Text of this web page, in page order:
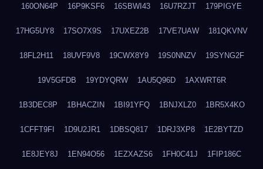
160ON64P 16P9KSF6 16SBWI43 16U7RZJT 179PIGYE
17HG5UY8 17SO7X9S 17UXEZ2B 17VE7UAW 181QKVNV
18FL2H11 18UVF9V8 19CWX8Y9 19S0NNZV 19SYNG2F
19V5GFDB 19YDYQRW 1AU5Q96D 1AXWRT6R
1B3DEC8P 1BHACZIN 1BI91YFQ 1BNJXLZ0 1BR5X4KO
1CFFT9FI 1D9U2JR1 1DBSQ817 1DRJ3XP8 1E2BYTZD
1E8JEY8J 1EN94O56 1EZXAZS6 1FH0C41J 1FIP186C